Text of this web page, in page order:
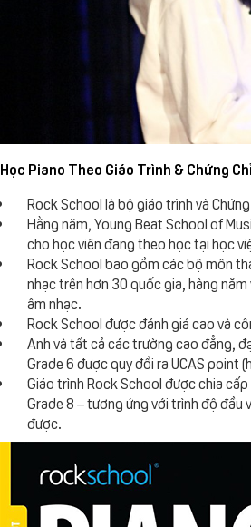
Học Piano Theo Giáo Trình & Chứng
Rock School là bộ giáo trình và
Hằng năm, Young Beat School of
cho học viên đang theo học tại học
Rock School bao gồm các bộ môn
nhạc trên hơn 30 quốc gia, hàng
âm nhạc.
Rock School được đánh giá cao và
Anh và tất cả các trường cao đẳng,
Grade 6 được quy đổi ra UCAS point
Giáo trình Rock School được chia
Grade 8 – tương ứng với trình độ đầu
được.